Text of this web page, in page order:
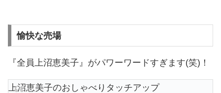
愉快な売場
『全員上沼恵美子』がパワーワードすぎます(笑)！
上沼恵美子のおしゃべりタッチアップ